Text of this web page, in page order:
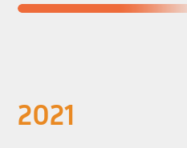
2021